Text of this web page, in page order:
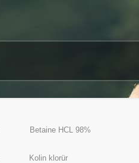
Betaine HCL 98%
Kolin klorür